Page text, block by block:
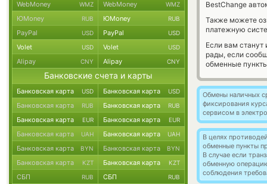
BestChange
Также можете
платежную
Если вам
рады, если
обменные
Обмены наличных
фиксирования
сервисом в
В целях
обменные пункты
В случае если
обменную
соблюдения
WebMoney WMZ WebMoney WMZ
ЮMoney RUB ЮMoney RUB
PayPal USD PayPal USD
Volet USD Volet USD
Alipay CNY Alipay CNY
Банковские счета и карты
Банковская карта USD Банковская карта USD
Банковская карта RUB Банковская карта RUB
Банковская карта EUR Банковская карта EUR
Банковская карта UAH Банковская карта UAH
Банковская карта BYN Банковская карта BYN
Банковская карта KZT Банковская карта KZT
СБП RUB СБП RUB